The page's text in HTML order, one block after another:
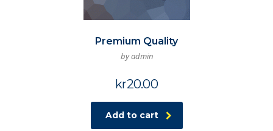
Premium Quality
by admin
kr20.00
Add to cart